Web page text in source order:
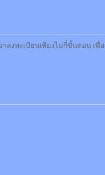
งทะเบียนเพียงไม่กี่ขั้นตอน เพื่